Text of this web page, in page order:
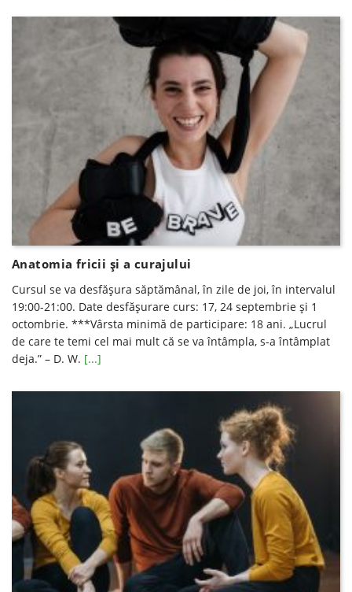
Anatomia fricii și a curajului
Cursul se va desfăşura săptămânal, în zile de joi, în intervalul
19:00-21:00. Date desfăşurare curs: 17, 24 septembrie și 1
octombrie. ***Vârsta minimă de participare: 18 ani. „Lucrul
de care te temi cel mai mult că se va întâmpla, s-a întâmplat
deja.” – D. W. [...]